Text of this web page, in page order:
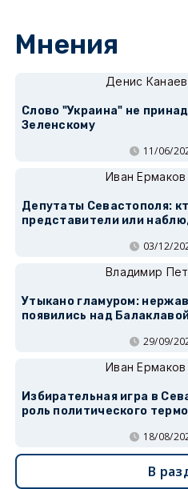
Мнения
Денис Канаев
Слово "Украина" не
Зеленскому
11/06/
Иван Ермаков
Депутаты Севастополя:
представители или
03/12/
Владимир
Утыкано гламуром:
появились над
29/09/
Иван Ермаков
Избирательная игра в
роль политического
18/08/
В